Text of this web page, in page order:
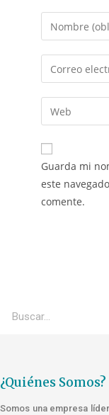
Guarda mi
este
comente.
¿Quiénes Somos?
Somos una empresa